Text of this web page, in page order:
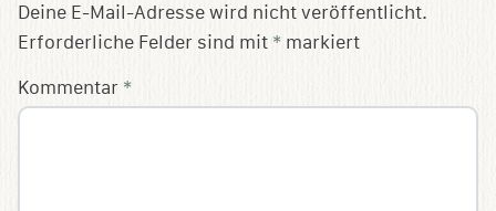
Deine E-Mail-Adresse wird nicht veröffentlicht.
Erforderliche Felder sind mit * markiert
Kommentar *